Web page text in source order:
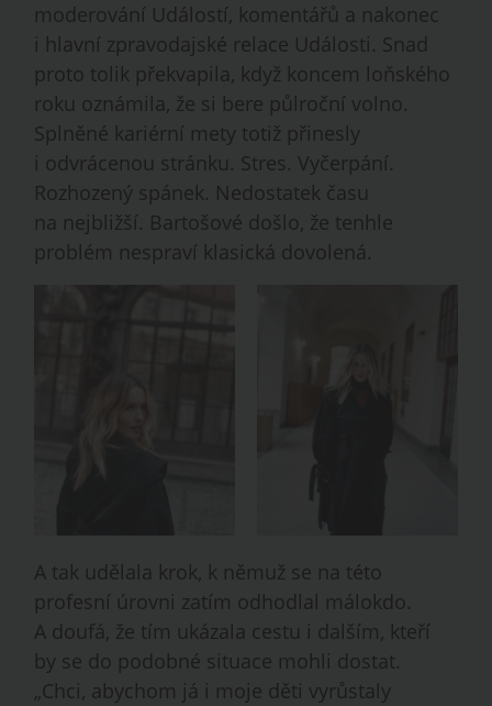
moderování Událostí, komentářů a nakonec
i hlavní zpravodajské relace Události. Snad
proto tolik překvapila, když koncem loňského
roku oznámila, že si bere půlroční volno.
Splněné kariérní mety totiž přinesly
i odvrácenou stránku. Stres. Vyčerpání.
Rozhozený spánek. Nedostatek času
na nejbližší. Bartošové došlo, že tenhle
problém nespraví klasická dovolená.
A tak udělala krok, k němuž se na této
profesní úrovni zatím odhodlal málokdo.
A doufá, že tím ukázala cestu i dalším, kteří
by se do podobné situace mohli dostat.
„Chci, abychom já i moje děti vyrůstaly